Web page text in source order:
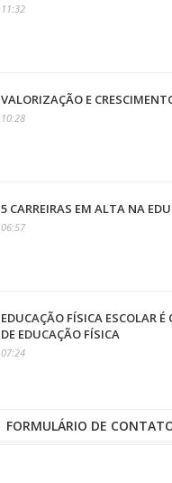
11:32
VALORIZAÇÃO E
10:28
5 CARREIRAS EM ALTA NA
06:57
EDUCAÇÃO FÍSICA ESCOLAR É
DE EDUCAÇÃO FÍSICA
07:24
FORMULÁRIO DE